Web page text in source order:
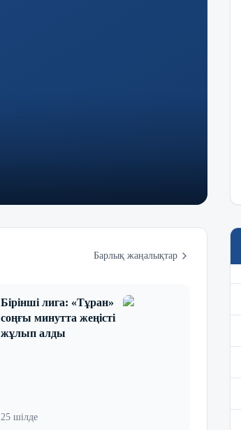
Барлық жаңалықтар
Бірінші лига: «Тұран»
соңғы минутта жеңісті
жұлып алды
25 шілде